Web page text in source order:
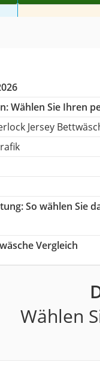
Wählen Sie Ihren
Jersey
: So wählen Sie
Vergleich
Wählen